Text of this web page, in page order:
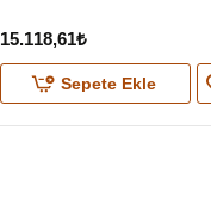
15.118,61₺
Sepete Ekle